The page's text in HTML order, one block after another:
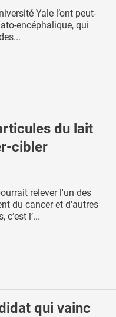
Yale l’ont peut-
encéphalique, qui
du lait
cibler
relever l'un des
du cancer et d'autres
l’...
qui vainc